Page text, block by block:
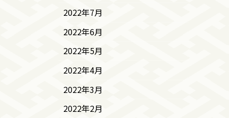
2022年7月
2022年6月
2022年5月
2022年4月
2022年3月
2022年2月